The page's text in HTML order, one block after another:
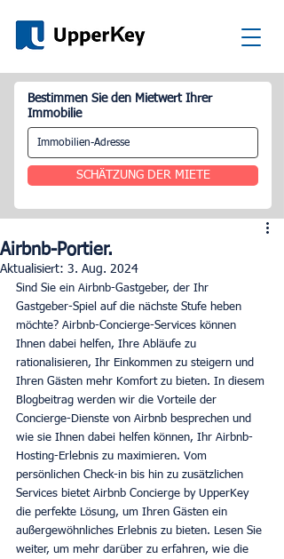
Bestimmen Sie den Mietwert Ihrer
Immobilie
SCHÄTZUNG DER MIETE
Airbnb-Portier.
Aktualisiert: 3. Aug. 2024
Sind Sie ein Airbnb-Gastgeber, der Ihr
Gastgeber-Spiel auf die nächste Stufe heben
möchte? Airbnb-Concierge-Services können
Ihnen dabei helfen, Ihre Abläufe zu
rationalisieren, Ihr Einkommen zu steigern und
Ihren Gästen mehr Komfort zu bieten. In diesem
Blogbeitrag werden wir die Vorteile der
Concierge-Dienste von Airbnb besprechen und
wie sie Ihnen dabei helfen können, Ihr Airbnb-
Hosting-Erlebnis zu maximieren. Vom
persönlichen Check-in bis hin zu zusätzlichen
Services bietet Airbnb Concierge by UpperKey
die perfekte Lösung, um Ihren Gästen ein
außergewöhnliches Erlebnis zu bieten. Lesen Sie
weiter, um mehr darüber zu erfahren, wie die